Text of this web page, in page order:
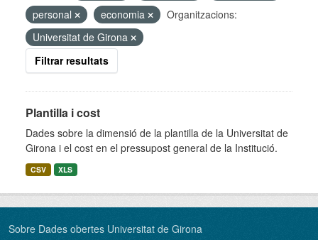
personal
economia
Organitzacions:
Universitat de Girona
Filtrar resultats
Plantilla i cost
Dades sobre la dimensió de la plantilla de la Universitat de
Girona i el cost en el pressupost general de la Institució.
CSV XLS
Sobre Dades obertes Universitat de Girona